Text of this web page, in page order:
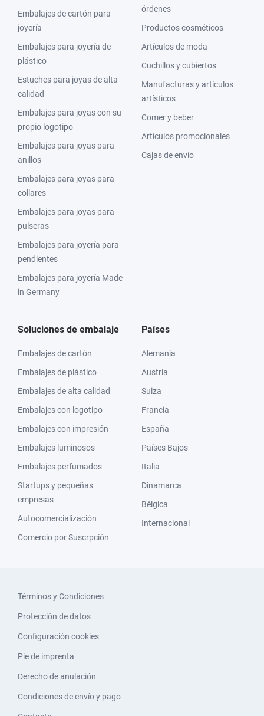
Embalajes de cartón para
joyería
Embalajes para joyería de
plástico
Estuches para joyas de alta
calidad
Embalajes para joyas con su
propio logotipo
Embalajes para joyas para
anillos
Embalajes para joyas para
collares
Embalajes para joyas para
pulseras
Embalajes para joyería para
pendientes
Embalajes para joyería Made
in Germany
órdenes
Productos cosméticos
Artículos de moda
Cuchillos y cubiertos
Manufacturas y artículos
artísticos
Comer y beber
Artículos promocionales
Cajas de envío
Soluciones de embalaje
Embalajes de cartón
Embalajes de plástico
Embalajes de alta calidad
Embalajes con logotipo
Embalajes con impresión
Embalajes luminosos
Embalajes perfumados
Startups y pequeñas
empresas
Autocomercialización
Comercio por Suscrpción
Países
Alemania
Austria
Suiza
Francia
España
Países Bajos
Italia
Dinamarca
Bélgica
Internacional
Términos y Condiciones
Protección de datos
Configuración cookies
Pie de imprenta
Derecho de anulación
Condiciones de envío y pago